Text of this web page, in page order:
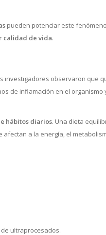
pueden potenciar este
calidad de vida.
investigadores observaron que
de inflamación en el organismo
hábitos diarios. Una dieta
a la energía, el
ultraprocesados.